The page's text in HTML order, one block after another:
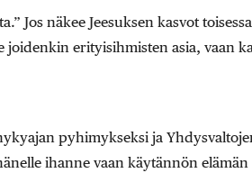
Jos näkee Jeesuksen kasvot
joidenkin erityisihmisten asia, vaan
pyhimykseksi ja
ihanne vaan käytännön